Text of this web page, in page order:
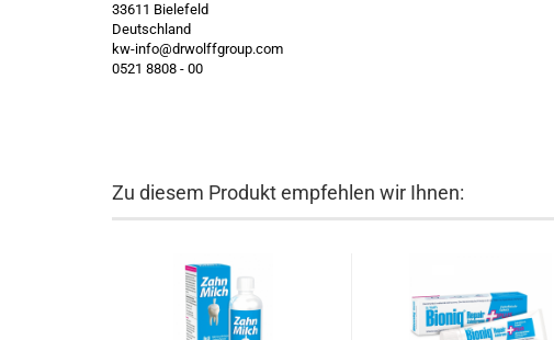
33611 Bielefeld
Deutschland
kw-info@drwolffgroup.com
0521 8808 - 00
Zu diesem Produkt empfehlen wir Ihnen: